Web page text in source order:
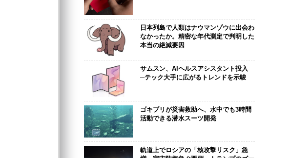
日本列島で人類はナウマンゾウに出会わ
なかったか。精密な年代測定で判明した
本当の絶滅要因
サムスン、AIヘルスアシスタント投入─
─テック大手に広がるトレンドを示唆
ゴキブリが災害救助へ、水中でも3時間
活動できる潜水スーツ開発
軌道上でロシアの「核攻撃リスク」急